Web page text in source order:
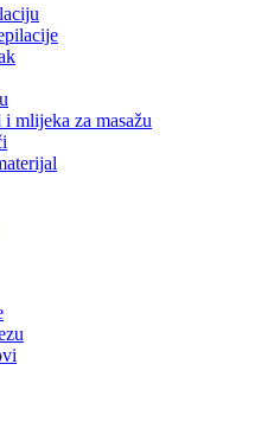
mlijeka za masažu